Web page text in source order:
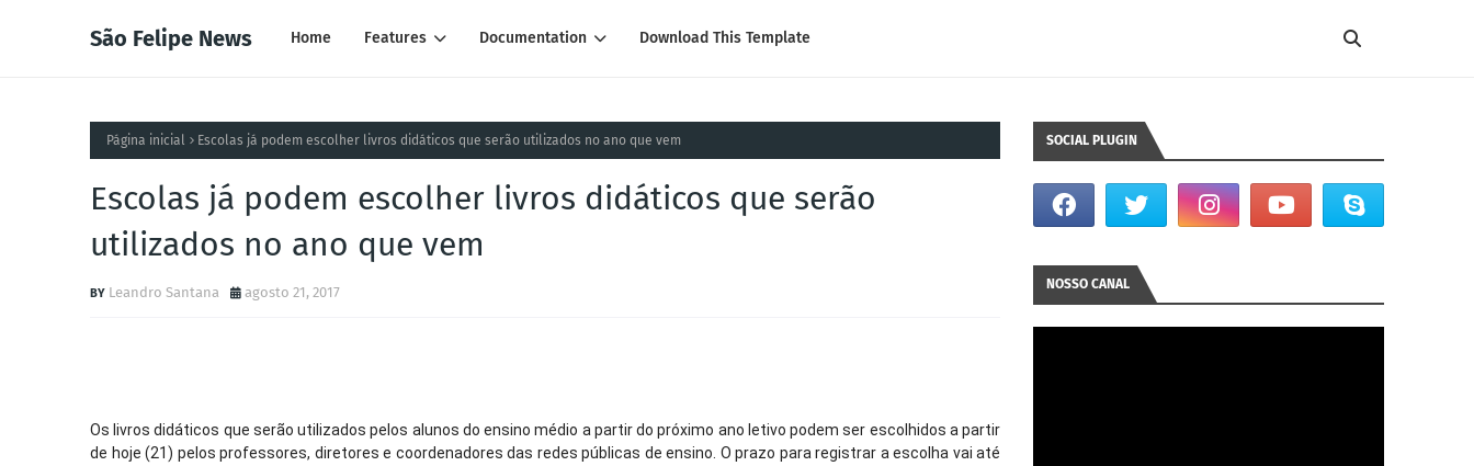
São Felipe News Home Features Documentation Download This Template
Página inicial Escolas já podem escolher livros didáticos que serão utilizados no ano que vem
Escolas já podem escolher livros didáticos que serão
utilizados no ano que vem
Leandro Santana agosto 21, 2017
Os livros didáticos que serão utilizados pelos alunos do ensino médio a partir do próximo ano letivo podem ser escolhidos a partir
de hoje (21) pelos professores, diretores e coordenadores das redes públicas de ensino. O prazo para registrar a escolha vai até
SOCIAL PLUGIN
NOSSO CANAL